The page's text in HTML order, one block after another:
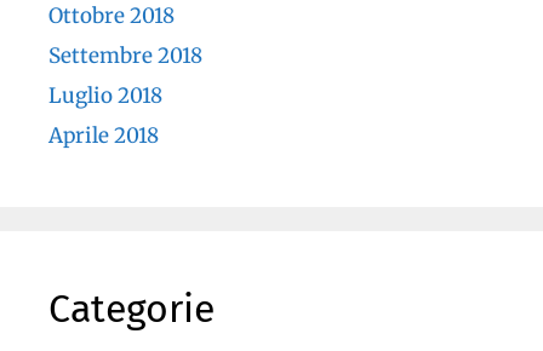
Ottobre 2018
Settembre 2018
Luglio 2018
Aprile 2018
Categorie